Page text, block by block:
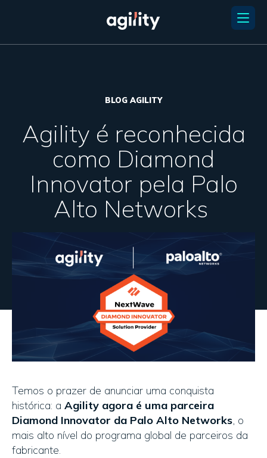
BLOG AGILITY
Agility é reconhecida
como Diamond
Innovator pela Palo
Alto Networks
Temos o prazer de anunciar uma conquista
histórica: a Agility agora é uma parceira
Diamond Innovator da Palo Alto Networks, o
mais alto nível do programa global de parceiros da
fabricante.